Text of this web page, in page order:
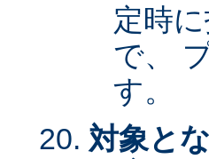
定時
で、
す。
対象と